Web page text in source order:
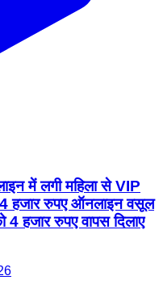
में लगी महिला से VIP
हजार रुपए ऑनलाइन वसूल
4 हजार रुपए वापस दिलाए